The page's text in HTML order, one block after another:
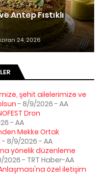
Antep Fıstıklı
24, 2026
şehit ailelerimize ve
- 8/9/2026 - AA
Dron
- AA
Mekke Ortak
- 8/9/2026 - AA
yönelik düzenleme
2026 - TRT Haber-AA
özel iletişim